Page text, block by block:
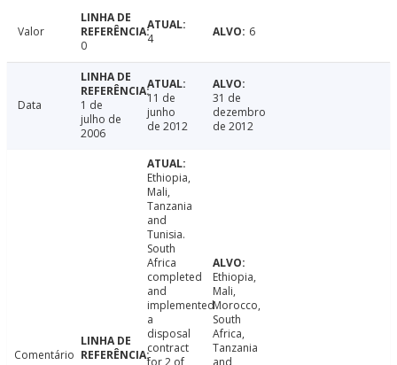
Valor
0
4 6
Data
1 de
julho de
2006
11 de
junho
de 2012
31 de
dezembro
de 2012
Comentário
Ethiopia,
Mali,
Tanzania
and
Tunisia.
South
Africa
completed
and
implemented
a
disposal
contract
Ethiopia,
Mali,
Morocco,
South
Africa,
Tanzania